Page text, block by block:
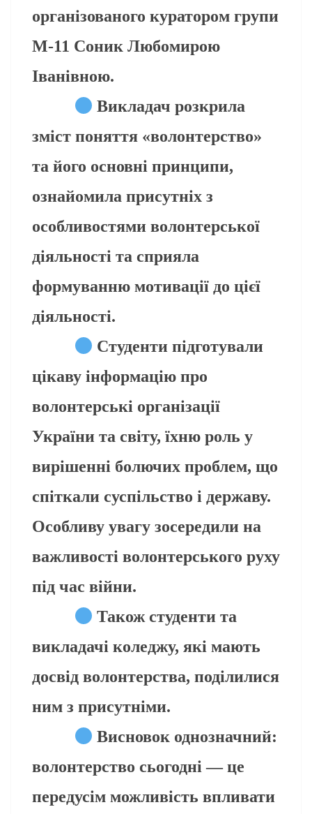
організованого куратором групи
М-11 Соник Любомирою
Іванівною.
Викладач розкрила
зміст поняття «волонтерство»
та його основні принципи,
ознайомила присутніх з
особливостями волонтерської
діяльності та сприяла
формуванню мотивації до цієї
діяльності.
Студенти підготували
цікаву інформацію про
волонтерські організації
України та світу, їхню роль у
вирішенні болючих проблем, що
спіткали суспільство і державу.
Особливу увагу зосередили на
важливості волонтерського руху
під час війни.
Також студенти та
викладачі коледжу, які мають
досвід волонтерства, поділилися
ним з присутніми.
Висновок однозначний:
волонтерство сьогодні — це
передусім можливість впливати